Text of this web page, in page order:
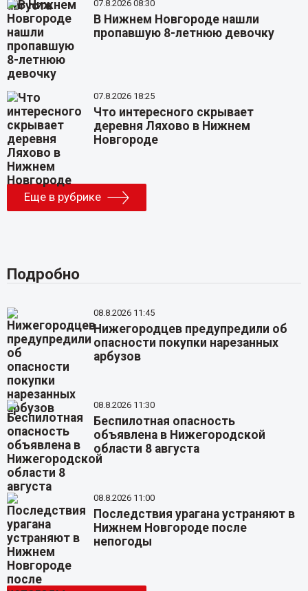
07.8.2026 08:30
В Нижнем Новгороде нашли
пропавшую 8-летнюю девочку
07.8.2026 18:25
Что интересного скрывает
деревня Ляхово в Нижнем
Новгороде
Еще в рубрике
Подробно
08.8.2026 11:45
Нижегородцев предупредили об
опасности покупки нарезанных
арбузов
08.8.2026 11:30
Беспилотная опасность
объявлена в Нижегородской
области 8 августа
08.8.2026 11:00
Последствия урагана устраняют в
Нижнем Новгороде после
непогоды